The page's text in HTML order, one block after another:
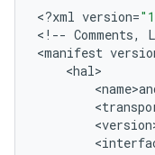
<?xml version=
< !-- Comments,
<manifest
<hal>
<name>
<
<version
<